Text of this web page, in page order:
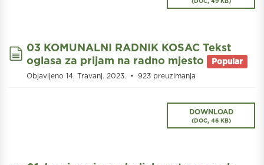
document
03 KOMUNALNI RADNIK KOSAC Tekst
oglasa za prijam na radno mjesto
Popular
Objavljeno 14. Travanj. 2023. 923 preuzimanja
DOWNLOAD
(DOC, 46 KB)